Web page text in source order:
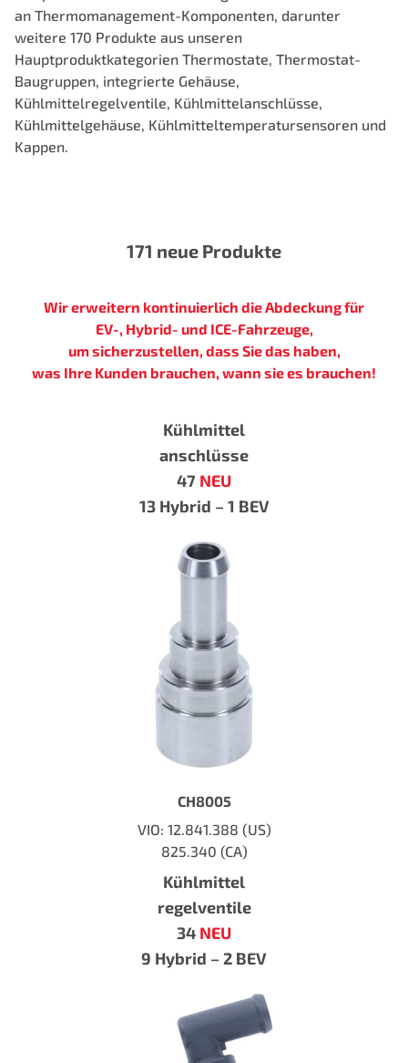
an Thermomanagement-Komponenten, darunter
weitere 170 Produkte aus unseren
Hauptproduktkategorien Thermostate, Thermostat-
Baugruppen, integrierte Gehäuse,
Kühlmittelregelventile, Kühlmittelanschlüsse,
Kühlmittelgehäuse, Kühlmitteltemperatursensoren und
Kappen.
171 neue Produkte
Wir erweitern kontinuierlich die Abdeckung für
EV-, Hybrid- und ICE-Fahrzeuge,
um sicherzustellen, dass Sie das haben,
was Ihre Kunden brauchen, wann sie es brauchen!
Kühlmittel
anschlüsse
47 NEU
13 Hybrid – 1 BEV
CH8005
VIO: 12.841.388 (US)
825.340 (CA)
Kühlmittel
regelventile
34 NEU
9 Hybrid – 2 BEV